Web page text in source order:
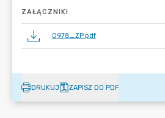
ZAŁĄCZNIKI
0978_ZP.pdf
DRUKUJ ZAPISZ DO PDF